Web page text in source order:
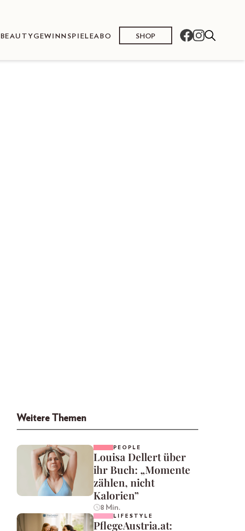
BEAUTY GEWINNSPIELEABO SHOP
Weitere Themen
PEOPLE
Louisa Dellert über
ihr Buch: „Momente
zählen, nicht
Kalorien”
8 Min.
LIFESTYLE
PflegeAustria.at: